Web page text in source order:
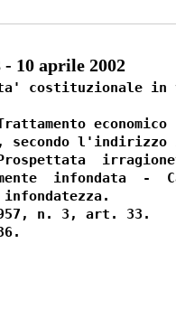
10 aprile 2002
costituzionale in
secondo l'indirizzo
infondata  -
n. 3, art. 33.